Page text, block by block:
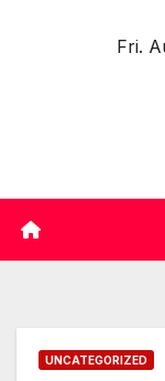
Fri.
UNCATEGORIZED